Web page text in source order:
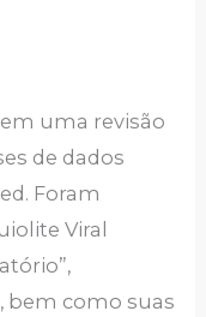
uma revisão
de dados
Foram
Viral
bem como suas